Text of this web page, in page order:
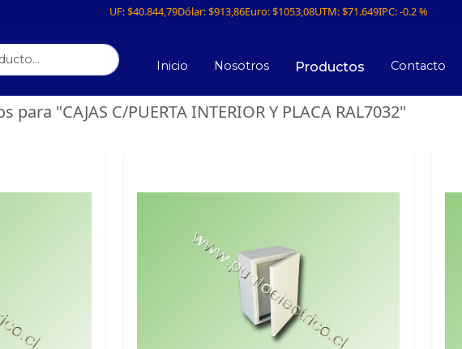
UF:$40.844,79Dólar:$913,86Euro:$1053,08UTM:$71.649IPC:-0.2 %
Inicio Nosotros Productos Contacto
"CAJAS C/PUERTA INTERIOR Y PLACA RAL7032"